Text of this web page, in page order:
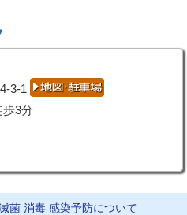
3-1
3分
菌 消毒 感染予防について